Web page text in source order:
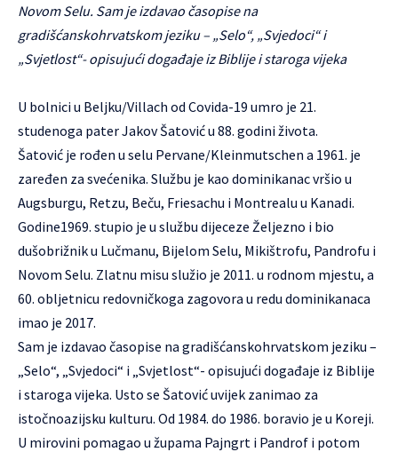
Novom Selu. Sam je izdavao časopise na
gradišćanskohrvatskom jeziku – „Selo“, „Svjedoci“ i
„Svjetlost“- opisujući događaje iz Biblije i staroga vijeka
U bolnici u Beljku/Villach od Covida-19 umro je 21.
studenoga pater Jakov Šatović u 88. godini života.
Šatović je rođen u selu Pervane/Kleinmutschen a 1961. je
zaređen za svećenika. Službu je kao dominikanac vršio u
Augsburgu, Retzu, Beču, Friesachu i Montrealu u Kanadi.
Godine1969. stupio je u službu dijeceze Željezno i bio
dušobrižnik u Lučmanu, Bijelom Selu, Mikištrofu, Pandrofu i
Novom Selu. Zlatnu misu služio je 2011. u rodnom mjestu, a
60. obljetnicu redovničkoga zagovora u redu dominikanaca
imao je 2017.
Sam je izdavao časopise na gradišćanskohrvatskom jeziku –
„Selo“, „Svjedoci“ i „Svjetlost“- opisujući događaje iz Biblije
i staroga vijeka. Usto se Šatović uvijek zanimao za
istočnoazijsku kulturu. Od 1984. do 1986. boravio je u Koreji.
U mirovini pomagao u župama Pajngrt i Pandrof i potom